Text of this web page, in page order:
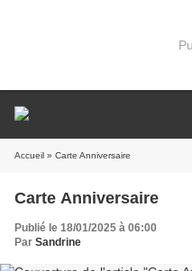
Accueil » Carte Anniversaire
Carte Anniversaire
Publié le 18/01/2025 à 06:00
Par Sandrine